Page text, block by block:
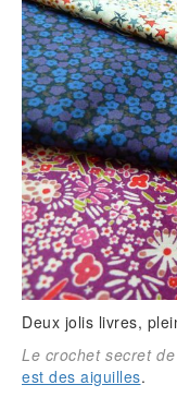
Deux jolis livres,
Le crochet secret
est des aiguilles.